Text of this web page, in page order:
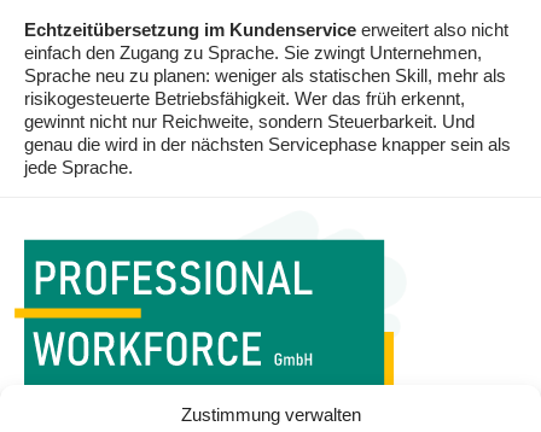
Zustimmung verwalten
Echtzeitübersetzung im Kundenservice erweitert also nicht
einfach den Zugang zu Sprache. Sie zwingt Unternehmen,
Sprache neu zu planen: weniger als statischen Skill, mehr als
risikogesteuerte Betriebsfähigkeit. Wer das früh erkennt,
gewinnt nicht nur Reichweite, sondern Steuerbarkeit. Und
genau die wird in der nächsten Servicephase knapper sein als
jede Sprache.
WORKFORCE MANAGEMENT